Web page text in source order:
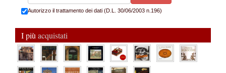
Autorizzo il trattamento dei dati (D.L. 30/06/2003 n.196)
I più acquistati